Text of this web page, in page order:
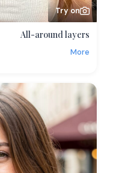
Try on
All-around layers
More